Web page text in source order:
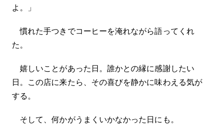
よ。」
慣れた手つきでコーヒーを淹れながら語ってくれ
た。
嬉しいことがあった日。誰かとの縁に感謝したい
日。この店に来たら、その喜びを静かに味わえる気が
する。
そして、何かがうまくいかなかった日にも。